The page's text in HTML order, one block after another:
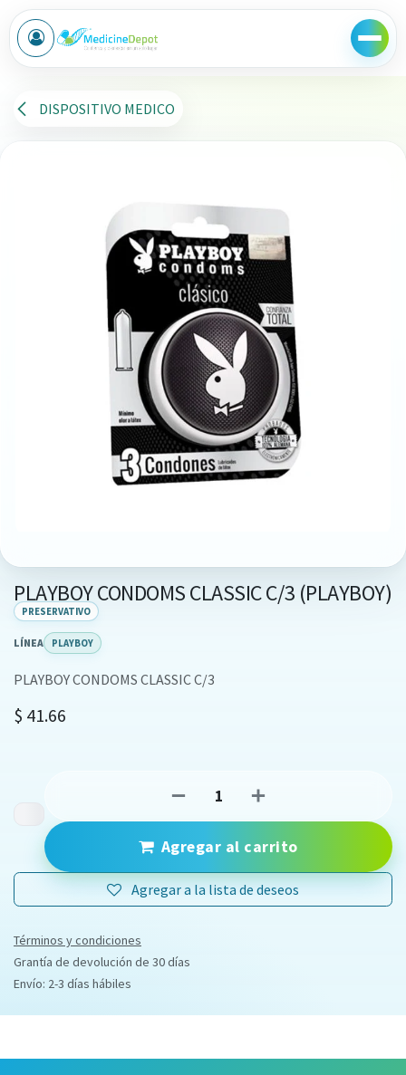
Ir al contenido
DISPOSITIVO MEDICO
PLAYBOY CONDOMS CLASSIC C/3 (PLAYBOY)
PRESERVATIVO
LÍNEA PLAYBOY
PLAYBOY CONDOMS CLASSIC C/3
$ 41.66
Agregar al carrito
Agregar a la lista de deseos
Términos y condiciones
Grantía de devolución de 30 días
Envío: 2-3 días hábiles